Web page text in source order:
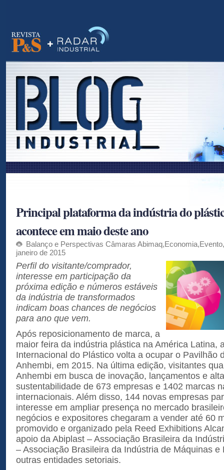
Principal plataforma da indústria do
acontece em maio deste ano
Balanço e Perspectivas Câmaras Abimaq,Economia,Evento,
janeiro de 2015
Perfil do visitante/comprador,
interesse em participação da
próxima edição e números estáveis
da indústria de transformados
indicam boas chances de negócios
para ano que vem.
Após reposicionamento de marca, a
maior feira da indústria plástica na América Latina,
Internacional do Plástico volta a ocupar o Pavilhão
Anhembi, em 2015. Na última edição, visitantes
Anhembi em busca de inovação, lançamentos e
sustentabilidade de 673 empresas e 1402 marcas
internacionais. Além disso, 144 novas empresas
interesse em ampliar presença no mercado
negócios e expositores chegaram a vender até 60
promovido e organizado pela Reed Exhibitions
apoio da Abiplast – Associação Brasileira da
– Associação Brasileira da Indústria de Máquinas e
outras entidades setoriais.